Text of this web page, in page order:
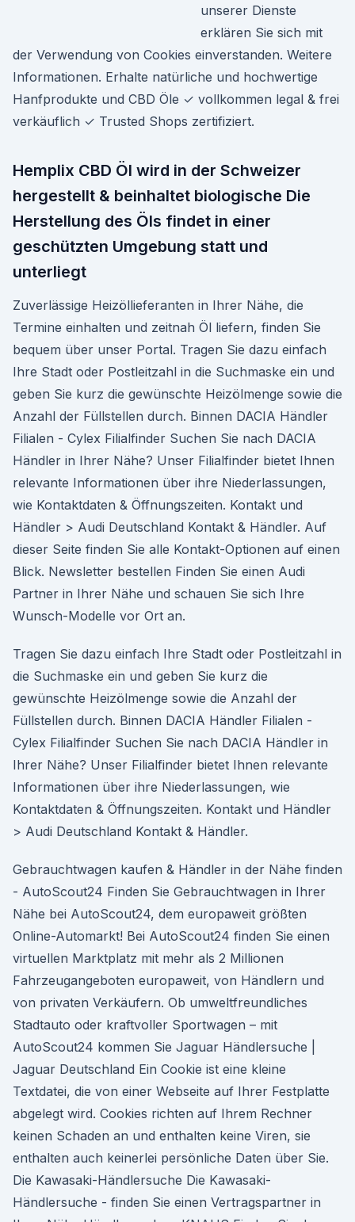
unserer Dienste
erklären Sie sich mit
der Verwendung von Cookies einverstanden. Weitere
Informationen. Erhalte natürliche und hochwertige
Hanfprodukte und CBD Öle ✓ vollkommen legal & frei
verkäuflich ✓ Trusted Shops zertifiziert.
Hemplix CBD Öl wird in der Schweizer
hergestellt & beinhaltet biologische Die
Herstellung des Öls findet in einer
geschützten Umgebung statt und
unterliegt
Zuverlässige Heizöllieferanten in Ihrer Nähe, die
Termine einhalten und zeitnah Öl liefern, finden Sie
bequem über unser Portal. Tragen Sie dazu einfach
Ihre Stadt oder Postleitzahl in die Suchmaske ein und
geben Sie kurz die gewünschte Heizölmenge sowie die
Anzahl der Füllstellen durch. Binnen DACIA Händler
Filialen - Cylex Filialfinder Suchen Sie nach DACIA
Händler in Ihrer Nähe? Unser Filialfinder bietet Ihnen
relevante Informationen über ihre Niederlassungen,
wie Kontaktdaten & Öffnungszeiten. Kontakt und
Händler > Audi Deutschland Kontakt & Händler. Auf
dieser Seite finden Sie alle Kontakt-Optionen auf einen
Blick. Newsletter bestellen Finden Sie einen Audi
Partner in Ihrer Nähe und schauen Sie sich Ihre
Wunsch-Modelle vor Ort an.
Tragen Sie dazu einfach Ihre Stadt oder Postleitzahl in
die Suchmaske ein und geben Sie kurz die
gewünschte Heizölmenge sowie die Anzahl der
Füllstellen durch. Binnen DACIA Händler Filialen -
Cylex Filialfinder Suchen Sie nach DACIA Händler in
Ihrer Nähe? Unser Filialfinder bietet Ihnen relevante
Informationen über ihre Niederlassungen, wie
Kontaktdaten & Öffnungszeiten. Kontakt und Händler
> Audi Deutschland Kontakt & Händler.
Gebrauchtwagen kaufen & Händler in der Nähe finden
- AutoScout24 Finden Sie Gebrauchtwagen in Ihrer
Nähe bei AutoScout24, dem europaweit größten
Online-Automarkt! Bei AutoScout24 finden Sie einen
virtuellen Marktplatz mit mehr als 2 Millionen
Fahrzeugangeboten europaweit, von Händlern und
von privaten Verkäufern. Ob umweltfreundliches
Stadtauto oder kraftvoller Sportwagen – mit
AutoScout24 kommen Sie Jaguar Händlersuche |
Jaguar Deutschland Ein Cookie ist eine kleine
Textdatei, die von einer Webseite auf Ihrer Festplatte
abgelegt wird. Cookies richten auf Ihrem Rechner
keinen Schaden an und enthalten keine Viren, sie
enthalten auch keinerlei persönliche Daten über Sie.
Die Kawasaki-Händlersuche Die Kawasaki-
Händlersuche - finden Sie einen Vertragspartner in